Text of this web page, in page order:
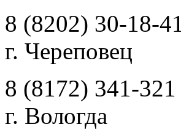
8 (8202) 30-18-41
г. Череповец
8 (8172) 341-321
г. Вологда